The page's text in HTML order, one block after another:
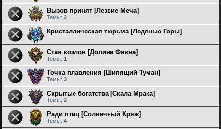
Вызов принят [Лезвие Меча]
Темы: 2
Кристаллическая тюрьма [Ледяные Горы]
Стая козлов [Долина Фавна]
Темы: 1
Точка плавления [Шипящий Туман]
Темы: 3
Скрытые богатства [Скала Мрака]
Темы: 2
Ради птиц [Солнечный Кряж]
Темы: 4